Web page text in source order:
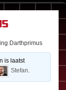
Darthprimus
is laatst
Stefan.